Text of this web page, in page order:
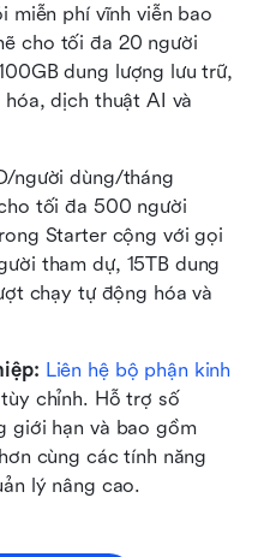
miễn phí vĩnh viễn bao
cho tối đa 20 người
dung lượng lưu trữ,
dịch thuật AI và
người dùng/tháng
tối đa 500 người
Starter cộng với gọi
tham dự, 15TB dung
chạy tự động hóa và
Liên hệ bộ phận kinh
chỉnh. Hỗ trợ số
giới hạn và bao gồm
cùng các tính năng
lý nâng cao.